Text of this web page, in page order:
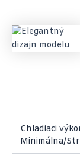
Chladiaci
Minimálna/